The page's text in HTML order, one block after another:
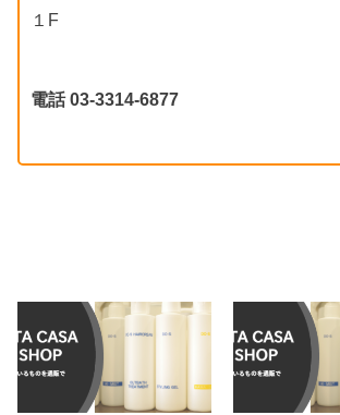
１F
電話 03-3314-6877